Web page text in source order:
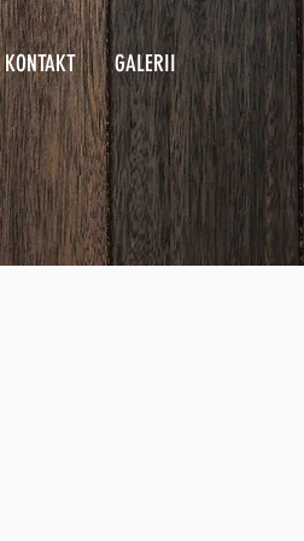
KONTAKT GALERII